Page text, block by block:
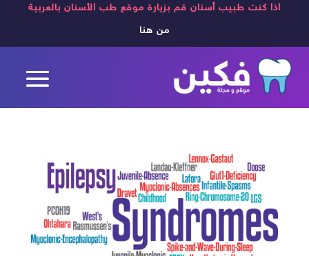
اذا كنت طبيب أسنان قم بزيارة موقع طب الأسنان بالعربية
من هنا